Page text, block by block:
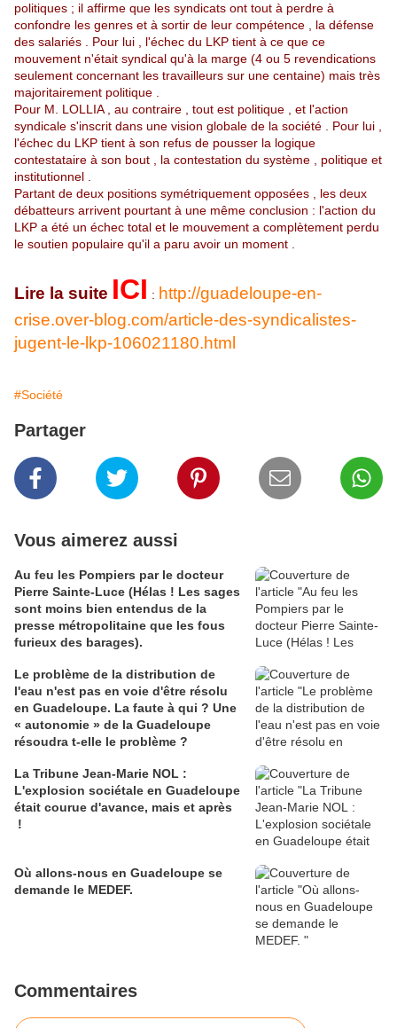
politiques ; il affirme que les syndicats ont tout à perdre à
confondre les genres et à sortir de leur compétence , la défense
des salariés . Pour lui , l'échec du LKP tient à ce que ce
mouvement n'était syndical qu'à la marge (4 ou 5 revendications
seulement concernant les travailleurs sur une centaine) mais très
majoritairement politique .
Pour M. LOLLIA , au contraire , tout est politique , et l'action
syndicale s'inscrit dans une vision globale de la société . Pour lui ,
l'échec du LKP tient à son refus de pousser la logique
contestataire à son bout , la contestation du système , politique et
institutionnel .
Partant de deux positions symétriquement opposées , les deux
débatteurs arrivent pourtant à une même conclusion : l'action du
LKP a été un échec total et le mouvement a complètement perdu
le soutien populaire qu'il a paru avoir un moment .
Lire la suite ICI : http://guadeloupe-en-
crise.over-blog.com/article-des-syndicalistes-
jugent-le-lkp-106021180.html
#Société
Partager
Vous aimerez aussi
Au feu les Pompiers par le docteur
Pierre Sainte-Luce (Hélas ! Les sages
sont moins bien entendus de la
presse métropolitaine que les fous
furieux des barages).
Le problème de la distribution de
l'eau n'est pas en voie d'être résolu
en Guadeloupe. La faute à qui ? Une
« autonomie » de la Guadeloupe
résoudra t-elle le problème ?
La Tribune Jean-Marie NOL :
L'explosion sociétale en Guadeloupe
était courue d'avance, mais et après
!
Où allons-nous en Guadeloupe se
demande le MEDEF.
Commentaires